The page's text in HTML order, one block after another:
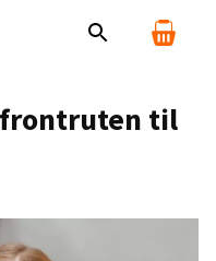
frontruten til